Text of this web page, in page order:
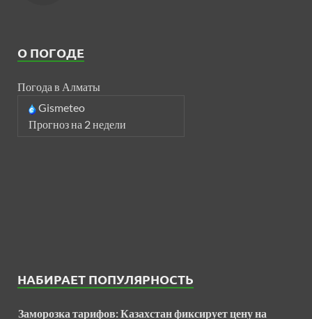
О ПОГОДЕ
Погода в Алматы
Gismeteo
Прогноз на 2 недели
НАБИРАЕТ ПОПУЛЯРНОСТЬ
Заморозка тарифов: Казахстан фиксирует цену на